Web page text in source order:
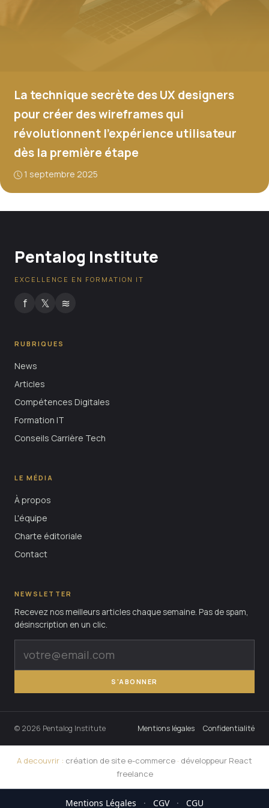
La technique secrète des UX designers
pour créer des wireframes qui
révolutionnent l’expérience utilisateur
dès la première étape
1 septembre 2025
Pentalog Institute
EXCELLENCE EN FORMATION IT
f 𝕏 ≋
RUBRIQUES
News
Articles
Compétences Digitales
Formation IT
Conseils Carrière Tech
LE MÉDIA
À propos
L'équipe
Charte éditoriale
Contact
NEWSLETTER
Recevez nos meilleurs articles chaque semaine. Pas de spam,
désinscription en un clic.
S'ABONNER
© 2026 Pentalog Institute Mentions légales Confidentialité
A decouvrir : création de site e-commerce · développeur React
freelance
Mentions Légales · CGV · CGU